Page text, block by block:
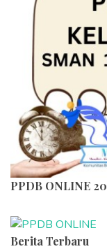
PPDB ONLINE
Berita Terbaru